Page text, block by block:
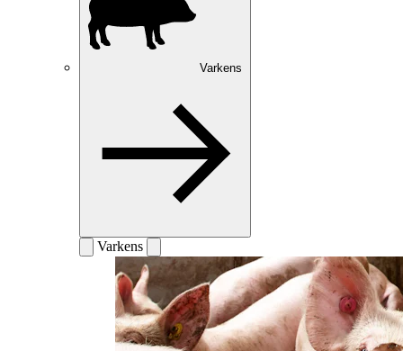
Varkens
Varkens